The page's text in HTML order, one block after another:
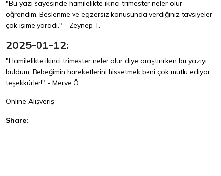
"Bu yazı sayesinde hamilelikte ikinci trimester neler olur
öğrendim. Beslenme ve egzersiz konusunda verdiğiniz tavsiyeler
çok işime yaradı." - Zeynep T.
2025-01-12:
"Hamilelikte ikinci trimester neler olur diye araştırırken bu yazıyı
buldum. Bebeğimin hareketlerini hissetmek beni çok mutlu ediyor,
teşekkürler!" - Merve Ö.
Online Alışveriş
Share: